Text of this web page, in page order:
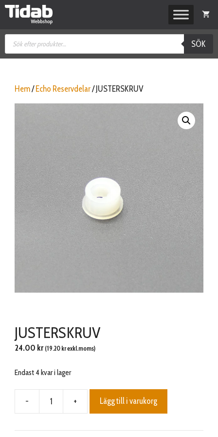
Hoppa
Produktsökning
SÖK
Hem/ Echo Reservdelar/ JUSTERSKRUV
JUSTERSKRUV
24.00 kr (19.20 krexkl.moms)
Endast 4 kvar i lager
-
JUSTERSKRUV
+ Lägg till i varukorg